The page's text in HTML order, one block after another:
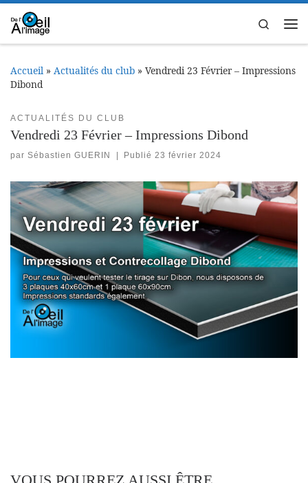
Passer au contenu
Search
Accueil » Actualités du club » Vendredi 23 Février – Impressions
Dibond
ACTUALITÉS DU CLUB
Vendredi 23 Février – Impressions Dibond
par Sébastien GUERIN Publié23 février 2024